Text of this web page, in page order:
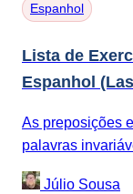
Espanhol
Lista de
Espanhol
As preposições
palavras
elementos de
Júlio Sousa